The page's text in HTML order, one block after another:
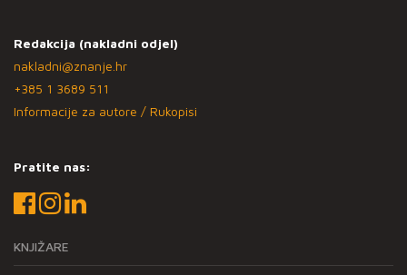
Redakcija (nakladni odjel)
nakladni@znanje.hr
+385 1 3689 511
Informacije za autore / Rukopisi
Pratite nas:
KNJIŽARE